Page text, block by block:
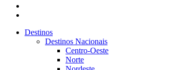
Destinos
Destinos Nacionais
Centro-Oeste
Norte